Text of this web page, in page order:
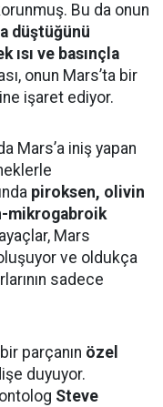
Bu da onun
düştüğünü
ısı ve basınçla
onun Mars’ta bir
işaret ediyor.
Mars’a iniş yapan
piroksen, olivin
mikrogabroik
Mars
ve oldukça
sadece
parçanın özel
duyuyor.
Steve